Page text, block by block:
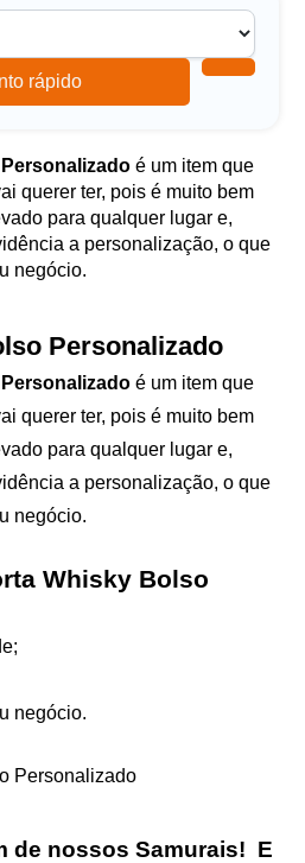
rápido
é um item que
querer ter, pois é muito bem
para qualquer lugar e,
a personalização, o que
negócio.
Personalizado
é um item que
querer ter, pois é muito bem
para qualquer lugar e,
a personalização, o que
negócio.
Whisky Bolso
negócio.
de nossos Samurais! E